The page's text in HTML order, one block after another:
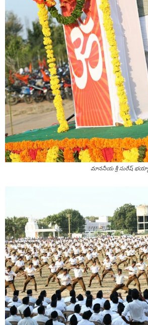
మాననీయ శ్రీ సురేష్